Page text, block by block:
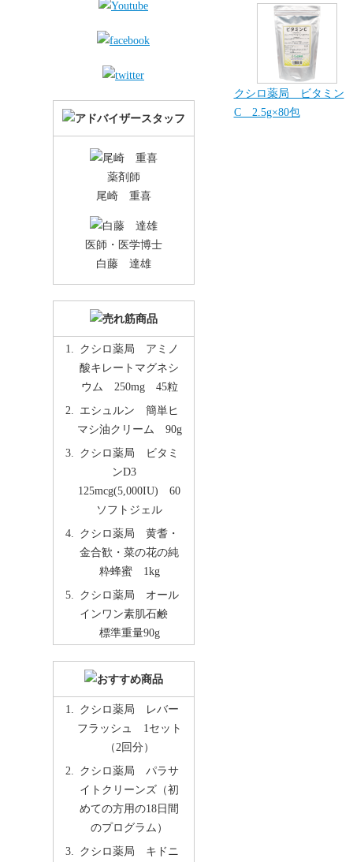
クシロ薬局 ビタミン
C 2.5g×80包
薬剤師
尾崎 重喜
医師・医学博士
白藤 達雄
クシロ薬局 アミノ
酸キレートマグネシ
ウム 250mg 45粒
エシュルン 簡単ヒ
マシ油クリーム 90g
クシロ薬局 ビタミ
ンD3
125mcg(5,000IU) 60
ソフトジェル
クシロ薬局 黄耆・
金合歓・菜の花の純
粋蜂蜜 1kg
クシロ薬局 オール
インワン素肌石鹸
標準重量90g
クシロ薬局 レバー
フラッシュ 1セット
（2回分）
クシロ薬局 パラサ
イトクリーンズ（初
めての方用の18日間
のプログラム）
クシロ薬局 キドニ